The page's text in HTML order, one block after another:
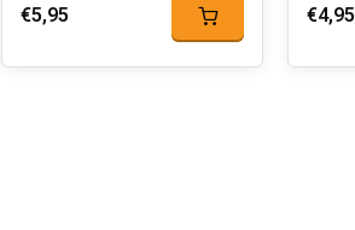
€5,95 €4,95